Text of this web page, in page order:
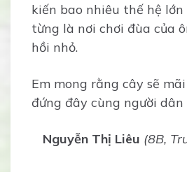
kiến bao nhiêu thế hệ lớn
từng là nơi chơi đùa của
hồi nhỏ.
Em mong rằng cây sẽ
đứng đây cùng người dân
Nguyễn Thị Liêu (8B,